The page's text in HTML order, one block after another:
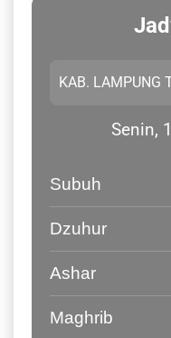
Senin,
Subuh
Dzuhur
Ashar
Maghrib